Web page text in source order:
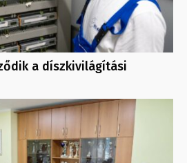
a díszkivilágítási